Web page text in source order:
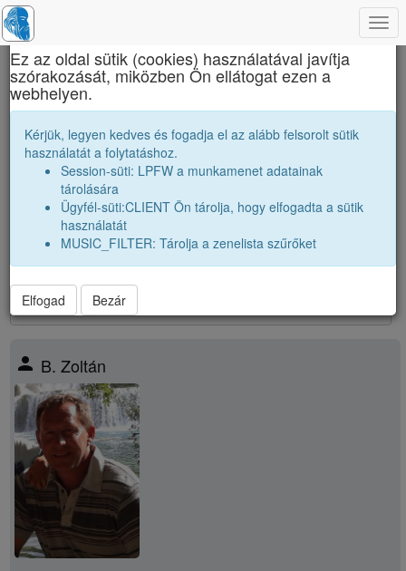
Brassai Sámuel Líceum
1982 12A Osztályfőnök: Finta Gyula
Névsor bővítése új véndiákkal
Véndiákok száma:38
nagyobbak |1981 12A 1981 12B
párhuzamos|1982 12B|
kissebbek |1983 12A
38találat
person B. Zoltán
×
Ez az oldal sütik (cookies) használatával javítja
szórakozását, miközben Ön ellátogat ezen a
webhelyen.
Kérjük, legyen kedves és fogadja el az alább felsorolt sütik
használatát a folytatáshoz.
Session-süti: LPFW a munkamenet adatainak
tárolására
Ügyfél-süti:CLIENT Ön tárolja, hogy elfogadta a sütik
használatát
MUSIC_FILTER: Tárolja a zenelista szűrőket
Elfogad Bezár